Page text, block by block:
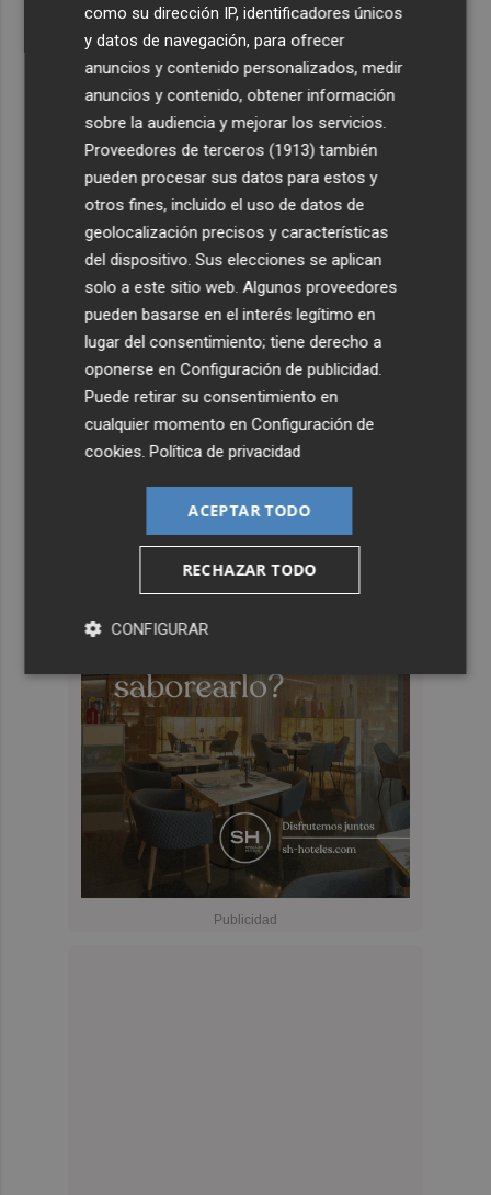
como su dirección IP, identificadores únicos
y datos de navegación, para ofrecer
anuncios y contenido personalizados, medir
anuncios y contenido, obtener información
sobre la audiencia y mejorar los servicios.
Proveedores de terceros (1913) también
pueden procesar sus datos para estos y
otros fines, incluido el uso de datos de
geolocalización precisos y características
del dispositivo. Sus elecciones se aplican
solo a este sitio web. Algunos proveedores
pueden basarse en el interés legítimo en
lugar del consentimiento; tiene derecho a
oponerse enConfiguración de publicidad
Puede retirar su consentimiento en
cualquier momento enConfiguración de
cookies .Política de privacidad
ACEPTAR TODO
RECHAZAR TODO
CONFIGURAR